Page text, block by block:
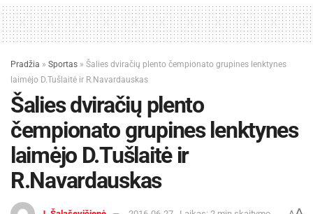
Pradžia » Sportas » Šalies dviračių plento čempionato grupines lenktynes
laimėjo D.Tušlaitė ir R.Navardauskas
Šalies dviračių plento
čempionato grupines lenktynes
laimėjo D.Tušlaitė ir
R.Navardauskas